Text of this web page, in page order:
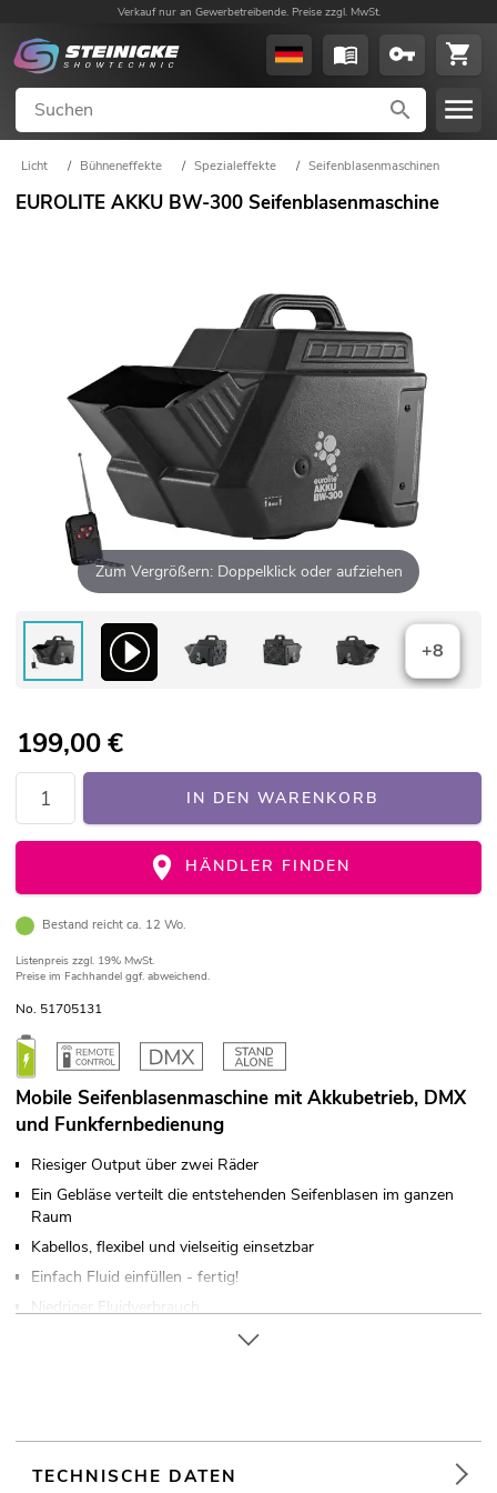
Verkauf nur an Gewerbetreibende. Preise zzgl. MwSt.
Licht / Bühneneffekte / Spezialeffekte / Seifenblasenmaschinen
EUROLITE AKKU BW-300 Seifenblasenmaschine
Zum Vergrößern: Doppelklick oder aufziehen
+8
199,00€
IN DEN WARENKORB
HÄNDLER FINDEN
Bestand reicht ca. 12 Wo.
Listenpreis zzgl. 19% MwSt.
Preise im Fachhandel ggf. abweichend.
No. 51705131
Mobile Seifenblasenmaschine mit Akkubetrieb, DMX
und Funkfernbedienung
Riesiger Output über zwei Räder
Ein Gebläse verteilt die entstehenden Seifenblasen im ganzen
Raum
Kabellos, flexibel und vielseitig einsetzbar
Einfach Fluid einfüllen - fertig!
Niedriger Fluidverbrauch
Problemloses Nachfüllen der Seifenlauge
Robuster Tragegriff
TECHNISCHE DATEN